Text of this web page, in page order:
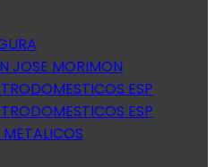
JOSE MORIMON
ESP
ESP
METALICOS